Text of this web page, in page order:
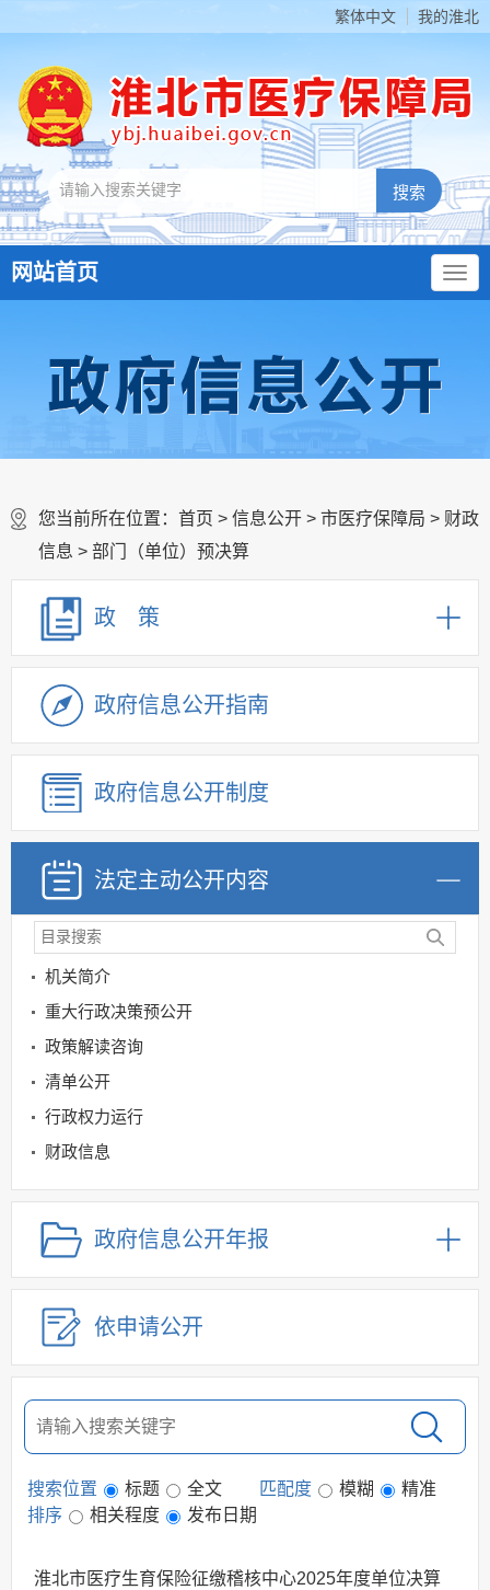
繁体中文 我的淮北
网站首页
您当前所在位置： 首页 > 信息公开 > 市医疗保障局 > 财政
信息 > 部门（单位）预决算
政 策
政府信息公开指南
政府信息公开制度
法定主动公开内容
机关简介
重大行政决策预公开
政策解读咨询
清单公开
行政权力运行
财政信息
社会救助与社会福利领域
公立医疗机构药品医用设备采购领域
社会保险领域
规划信息
建议提案办理
公务员及事业单位招录
应急管理
回应关切
其他法定信息
政府信息公开年报
依申请公开
搜索位置 标题 全文 匹配度 模糊
精准
排序
相关程度 发布日期
淮北市医疗生育保险征缴稽核中心2025年度单位决算